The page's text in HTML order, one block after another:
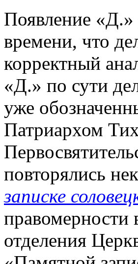
Появление
времени, что
корректный
«Д.» по сути
уже
Патриархом
повторялись
записке
правомерности
отделения